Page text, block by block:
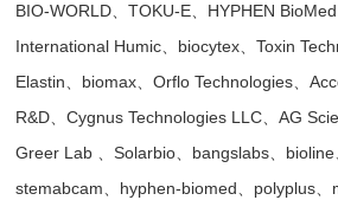
BIO-WORLD、TOKU-E、HYPHEN
International Humic、biocytex、Toxin
Elastin、biomax、Orflo Technologies、
R&D、Cygnus Technologies LLC、AG
Greer Lab 、Solarbio、bangslabs、
stemabcam、hyphen-biomed、polyplus